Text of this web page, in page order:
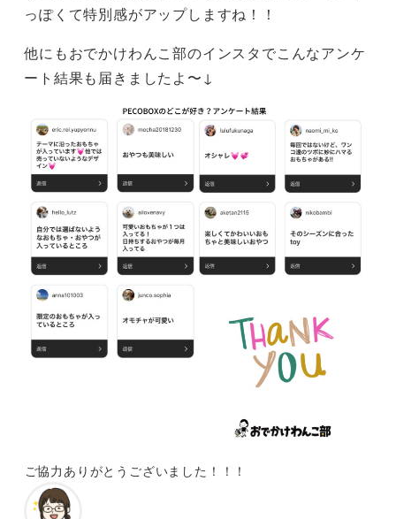
っぽくて特別感がアップしますね！！
他にもおでかけわんこ部のインスタでこんなアンケ
ート結果も届きましたよ〜↓
ご協力ありがとうございました！！！